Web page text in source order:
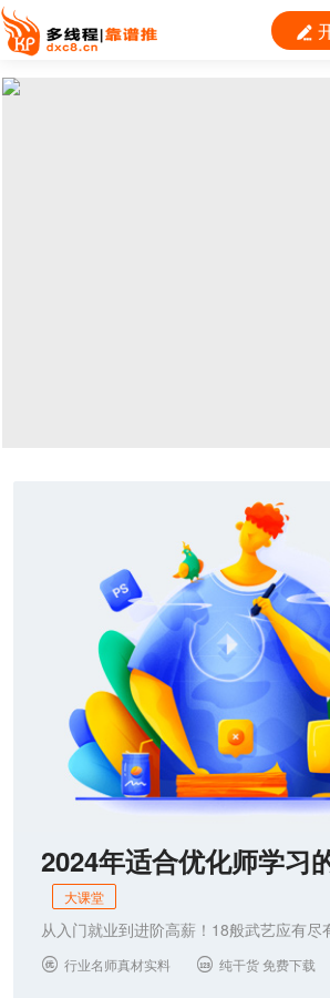

联系我们
2024年适合优化师学习
大课堂
从入门就业到进阶高薪！18般武艺应有尽
 行业名师真材实料  纯干货 免费下载